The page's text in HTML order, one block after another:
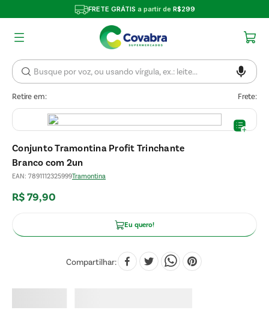
FRETE GRÁTIS a partir de R$299
Retire em: Frete:
Conjunto Tramontina Profit Trinchante
Branco com 2un
EAN: 7891112325999Tramontina
R$79,90
Eu quero!
Compartilhar